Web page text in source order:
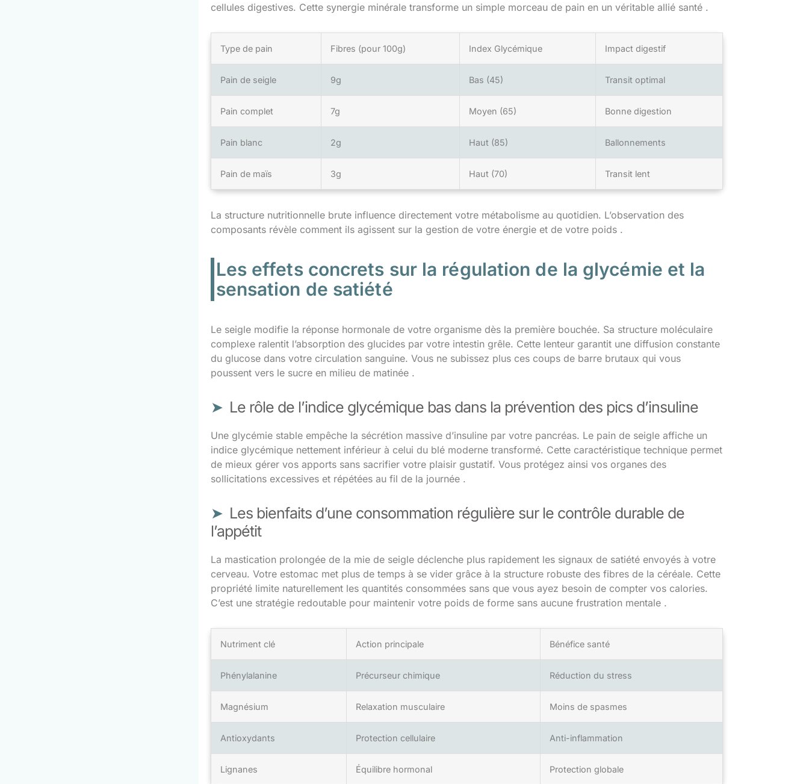
cellules digestives. Cette synergie minérale transforme un simple morceau de pain en un véritable allié santé .
Type de pain Fibres (pour 100g) Index Glycémique Impact digestif
Pain de seigle 9g Bas (45) Transit optimal
Pain complet 7g Moyen (65) Bonne digestion
Pain blanc 2g Haut (85) Ballonnements
Pain de maïs 3g Haut (70) Transit lent
La structure nutritionnelle brute influence directement votre métabolisme au quotidien. L’observation des
composants révèle comment ils agissent sur la gestion de votre énergie et de votre poids .
Les effets concrets sur la régulation de la glycémie et la
sensation de satiété
Le seigle modifie la réponse hormonale de votre organisme dès la première bouchée. Sa structure moléculaire
complexe ralentit l’absorption des glucides par votre intestin grêle. Cette lenteur garantit une diffusion constante
du glucose dans votre circulation sanguine. Vous ne subissez plus ces coups de barre brutaux qui vous
poussent vers le sucre en milieu de matinée .
Le rôle de l’indice glycémique bas dans la prévention des pics d’insuline
Une glycémie stable empêche la sécrétion massive d’insuline par votre pancréas. Le pain de seigle affiche un
indice glycémique nettement inférieur à celui du blé moderne transformé. Cette caractéristique technique permet
de mieux gérer vos apports sans sacrifier votre plaisir gustatif. Vous protégez ainsi vos organes des
sollicitations excessives et répétées au fil de la journée .
Les bienfaits d’une consommation régulière sur le contrôle durable de
l’appétit
La mastication prolongée de la mie de seigle déclenche plus rapidement les signaux de satiété envoyés à votre
cerveau. Votre estomac met plus de temps à se vider grâce à la structure robuste des fibres de la céréale. Cette
propriété limite naturellement les quantités consommées sans que vous ayez besoin de compter vos calories.
C’est une stratégie redoutable pour maintenir votre poids de forme sans aucune frustration mentale .
Nutriment clé Action principale Bénéfice santé
Phénylalanine Précurseur chimique Réduction du stress
Magnésium Relaxation musculaire Moins de spasmes
Antioxydants Protection cellulaire Anti-inflammation
Lignanes Équilibre hormonal Protection globale